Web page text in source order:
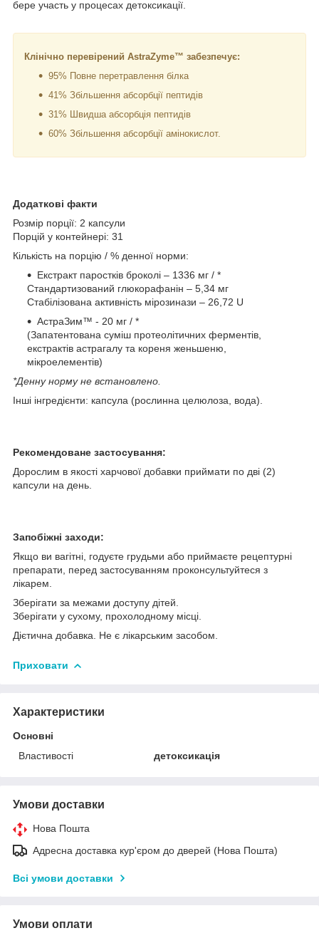
бере участь у процесах детоксикації.
Клінічно перевірений AstraZyme™ забезпечує:
95% Повне перетравлення білка
41% Збільшення абсорбції пептидів
31% Швидша абсорбція пептидів
60% Збільшення абсорбції амінокислот.
Додаткові факти
Розмір порції: 2 капсули
Порцій у контейнері: 31
Кількість на порцію / % денної норми:
Екстракт паростків броколі – 1336 мг / *
Стандартизований глюкорафанін – 5,34 мг
Стабілізована активність мірозинази – 26,72 U
АстраЗим™ - 20 мг / *
(Запатентована суміш протеолітичних ферментів,
екстрактів астрагалу та кореня женьшеню,
мікроелементів)
*Денну норму не встановлено.
Інші інгредієнти: капсула (рослинна целюлоза, вода).
Рекомендоване застосування:
Дорослим в якості харчової добавки приймати по дві (2)
капсули на день.
Запобіжні заходи:
Якщо ви вагітні, годуєте грудьми або приймаєте рецептурні
препарати, перед застосуванням проконсультуйтеся з
лікарем.
Зберігати за межами доступу дітей.
Зберігати у сухому, прохолодному місці.
Дієтична добавка. Не є лікарським засобом.
Приховати
Характеристики
Основні
Властивості
детоксикація
Умови доставки
Нова Пошта
Адресна доставка кур'єром до дверей (Нова Пошта)
Всі умови доставки
Умови оплати